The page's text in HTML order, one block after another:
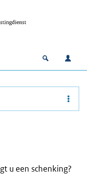
Open
u een schenking?